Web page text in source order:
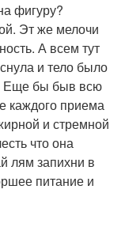
фигуру?
Эт же мелочи
А всем тут
и тело было
Еще бы быв всю
каждого приема
и стремной
что она
лям запихни в
питание и